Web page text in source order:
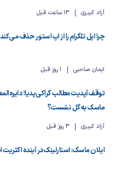
آزاد کبیری 13 ساعت قبل
چرا اپل تلگرام را از اپ استور حذف
ایمان صاحبی 1 روز قبل
توقف آپدیت مطالب گراکی‌پدیا؛
ماسک به گل نشست؟
آزاد کبیری 3 روز قبل
ایلان ماسک: استارلینک در آینده